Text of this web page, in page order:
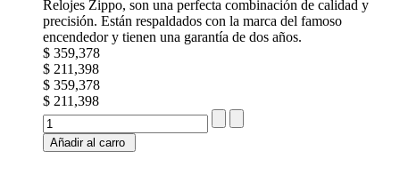
Relojes Zippo, son una perfecta combinación de calidad y
precisión. Están respaldados con la marca del famoso
encendedor y tienen una garantía de dos años.
$ 359,378
$ 211,398
$ 359,378
$ 211,398
Añadir al carro